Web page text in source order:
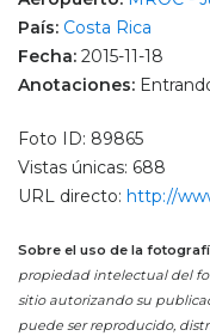
País: Costa Rica
Fecha: 2015-11-18
Anotaciones:
Foto ID: 89865
Vistas únicas: 688
URL directo: http://
Sobre el uso de la
propiedad intelectual del
sitio autorizando su
puede ser reproducido,